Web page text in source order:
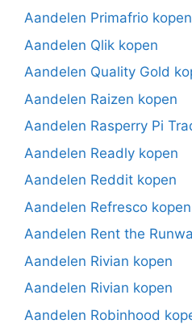
Aandelen Primafrio kopen
Aandelen Qlik kopen
Aandelen Quality Gold
Aandelen Raizen kopen
Aandelen Rasperry Pi
Aandelen Readly kopen
Aandelen Reddit kopen
Aandelen Refresco kopen
Aandelen Rent the
Aandelen Rivian kopen
Aandelen Rivian kopen
Aandelen Robinhood